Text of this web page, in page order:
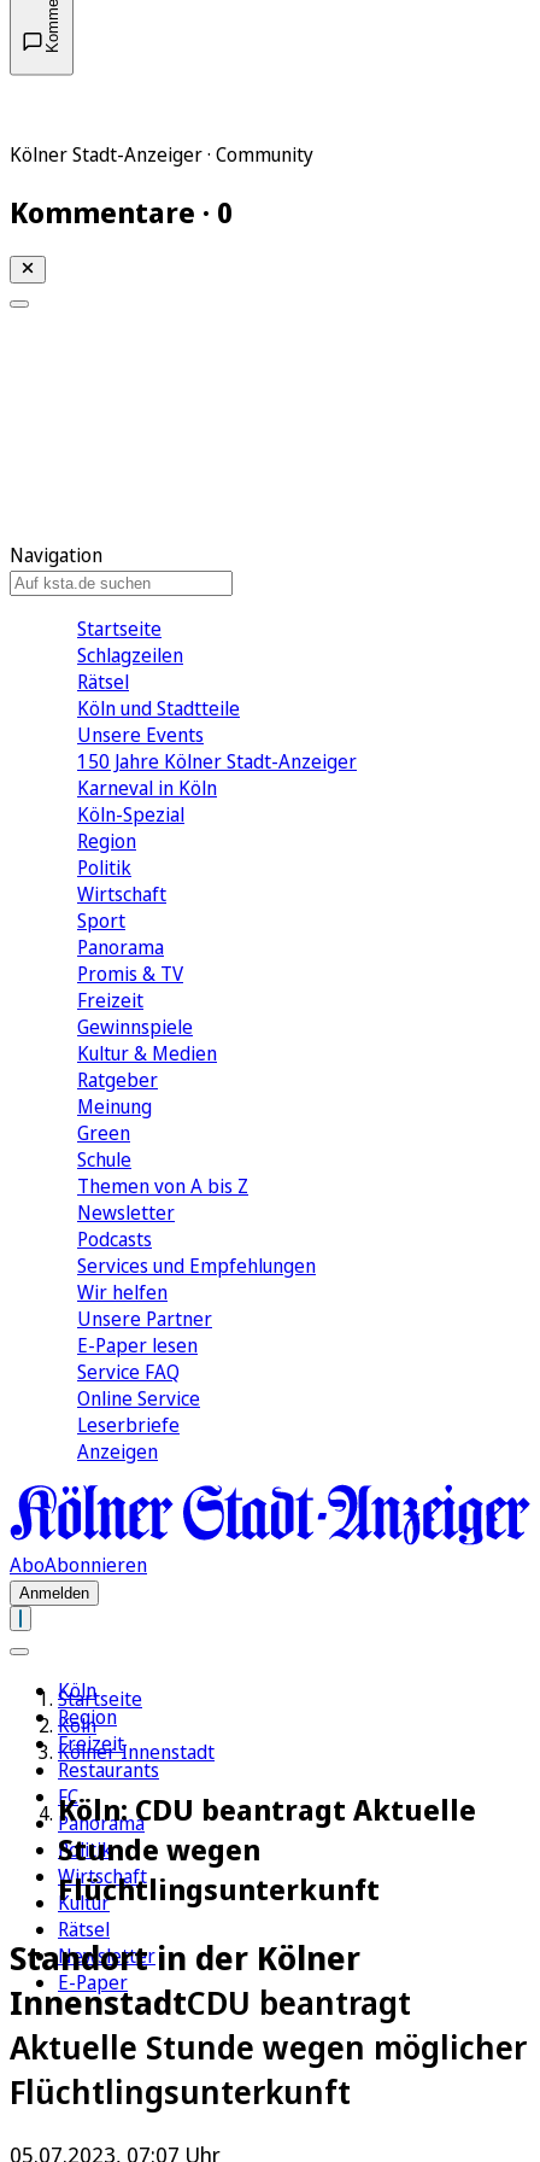
Kölner Stadt-Anzeiger · Community
Kommentare · 0
Navigation
Startseite
Schlagzeilen
Rätsel
Köln und Stadtteile
Unsere Events
150 Jahre Kölner Stadt-Anzeiger
Karneval in Köln
Köln-Spezial
Region
Politik
Wirtschaft
Sport
Panorama
Promis & TV
Freizeit
Gewinnspiele
Kultur & Medien
Ratgeber
Meinung
Green
Schule
Themen von A bis Z
Newsletter
Podcasts
Services und Empfehlungen
Wir helfen
Unsere Partner
E-Paper lesen
Service FAQ
Online Service
Leserbriefe
Anzeigen
AboAbonnieren
Anmelden
Köln
Region
Freizeit
Restaurants
FC
Panorama
Politik
Wirtschaft
Kultur
Rätsel
Newsletter
E-Paper
Startseite
Köln
Kölner Innenstadt
Köln: CDU beantragt Aktuelle
Stunde wegen
Flüchtlingsunterkunft
Standort in der Kölner
InnenstadtCDU beantragt
Aktuelle Stunde wegen möglicher
Flüchtlingsunterkunft
05.07.2023, 07:07 Uhr